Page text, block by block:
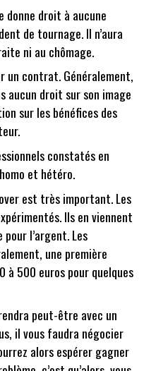
donne droit à aucune
de tournage. Il n’aura
ni au chômage.
un contrat. Généralement,
aucun droit sur son image
sur les bénéfices des
constatés en
et hétéro.
est très important. Les
Ils en viennent
l’argent. Les
une première
à 500 euros pour quelques
peut-être avec un
il vous faudra négocier
alors espérer gagner